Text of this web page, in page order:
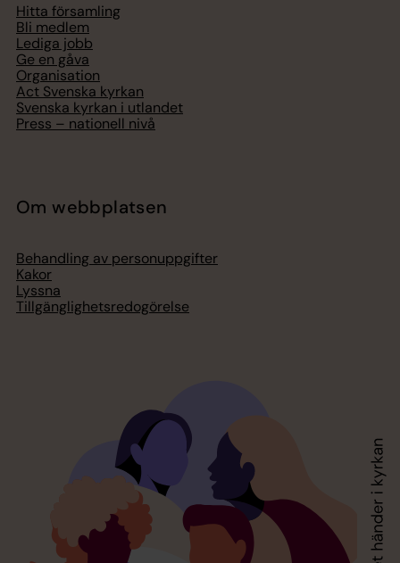
Hitta församling
Bli medlem
Lediga jobb
Ge en gåva
Organisation
Act Svenska kyrkan
Svenska kyrkan i utlandet
Press – nationell nivå
Om webbplatsen
Behandling av personuppgifter
Kakor
Lyssna
Tillgänglighetsredogörelse